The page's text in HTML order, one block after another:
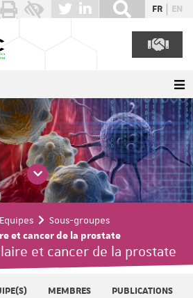
FR EN
Equipes
Sous-groupes
et cancer de la prostate
et cancer de la prostate
MEMBRES PUBLICATIONS